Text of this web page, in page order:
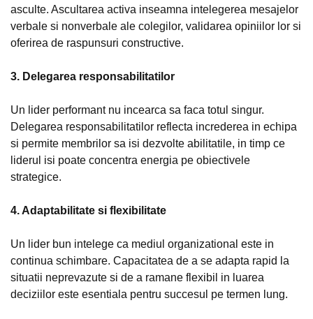
asculte. Ascultarea activa inseamna intelegerea mesajelor
verbale si nonverbale ale colegilor, validarea opiniilor lor si
oferirea de raspunsuri constructive.
3. Delegarea responsabilitatilor
Un lider performant nu incearca sa faca totul singur.
Delegarea responsabilitatilor reflecta increderea in echipa
si permite membrilor sa isi dezvolte abilitatile, in timp ce
liderul isi poate concentra energia pe obiectivele
strategice.
4. Adaptabilitate si flexibilitate
Un lider bun intelege ca mediul organizational este in
continua schimbare. Capacitatea de a se adapta rapid la
situatii neprevazute si de a ramane flexibil in luarea
deciziilor este esentiala pentru succesul pe termen lung.